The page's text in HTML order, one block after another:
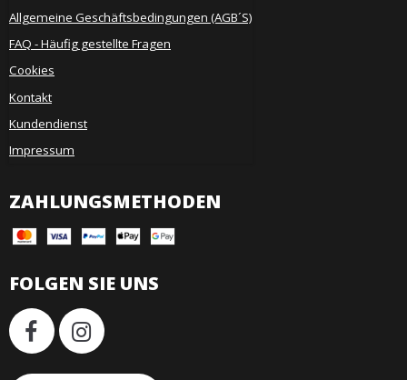
Allgemeine Geschäftsbedingungen (AGB´S)
FAQ - Häufig gestellte Fragen
Cookies
Kontakt
Kundendienst
Impressum
ZAHLUNGSMETHODEN
FOLGEN SIE UNS